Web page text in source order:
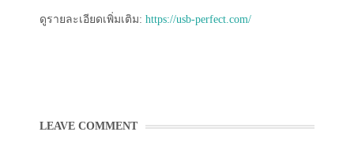
ดูรายละเอียดเพิ่มเติม: https://usb-perfect.com/
LEAVE COMMENT